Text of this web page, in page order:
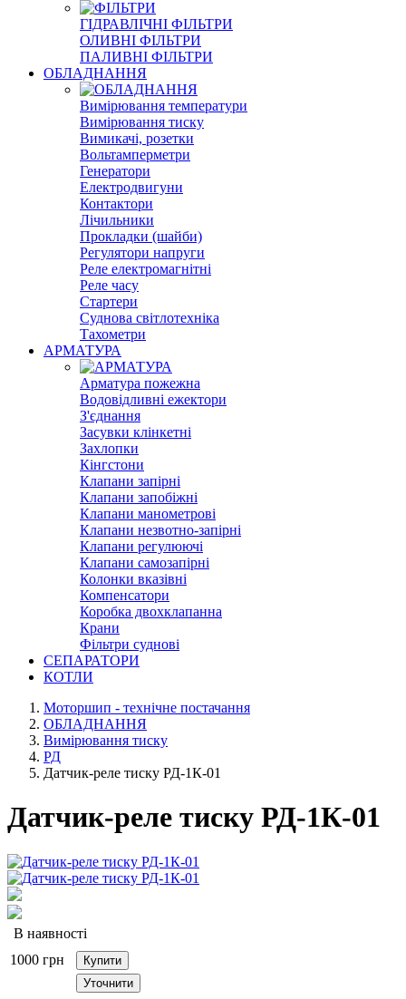
ГІДРАВЛІЧНІ ФІЛЬТРИ
ОЛИВНІ ФІЛЬТРИ
ПАЛИВНІ ФІЛЬТРИ
ОБЛАДНАННЯ
Вимірювання температури
Вимірювання тиску
Вимикачі, розетки
Вольтамперметри
Генератори
Електродвигуни
Контактори
Лічильники
Прокладки (шайби)
Регулятори напруги
Реле електромагнітні
Реле часу
Стартери
Суднова світлотехніка
Тахометри
АРМАТУРА
Арматура пожежна
Водовідливні ежектори
З'єднання
Засувки клінкетні
Захлопки
Кінгстони
Клапани запірні
Клапани запобіжні
Клапани манометрові
Клапани незвотно-запірні
Клапани регулюючі
Клапани самозапірні
Колонки вказівні
Компенсатори
Коробка двохклапанна
Крани
Фільтри суднові
СЕПАРАТОРИ
КОТЛИ
Моторшип - технічне постачання
ОБЛАДНАННЯ
Вимірювання тиску
РД
Датчик-реле тиску РД-1К-01
Датчик-реле тиску РД-1К-01
В наявності
1000 грн
Купити
Уточнити